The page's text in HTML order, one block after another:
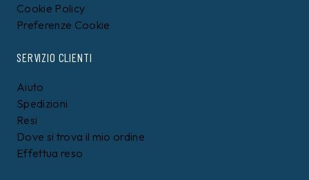
Cookie Policy
Preferenze Cookie
SERVIZIO CLIENTI
Aiuto
Spedizioni
Resi
Dove si trova il mio ordine
Effettua reso